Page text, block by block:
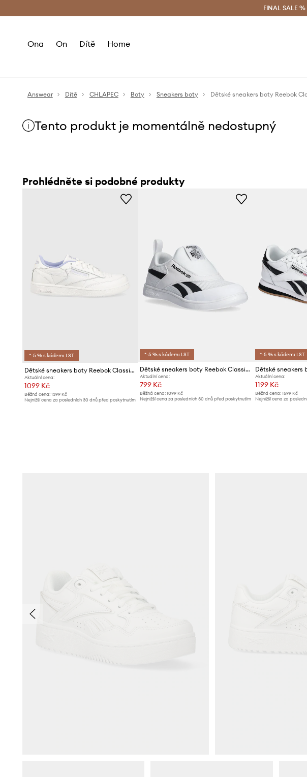
Doručení a vrácení zdarma (od 1800 Kč)
FINAL SALE
Ona On Dítě Home
Answear Dítě CHLAPEC Boty Sneakers boty Dětské sneakers boty Reebok
Tento produkt je momentálně nedostupný
Prohlédněte si podobné produkty
*-5 % s kódem: LST
Dětské sneakers boty Reebok Classic CLUB C
Aktuální cena:
1099 Kč
Běžná cena: 1399 Kč
Nejnižší cena za posledních 30 dnů před poskytnutím
*-5 % s kódem: LST
Dětské sneakers boty Reebok Classic CLUB C REVENGE
Aktuální cena:
799 Kč
Běžná cena:1099 Kč
Nejnižší cena za posledních 30 dnů před poskytnutím
*-5 % s kódem: LST
Aktuální cena:
1199 Kč
Běžná cena: 1599 Kč
Nejnižší cena za